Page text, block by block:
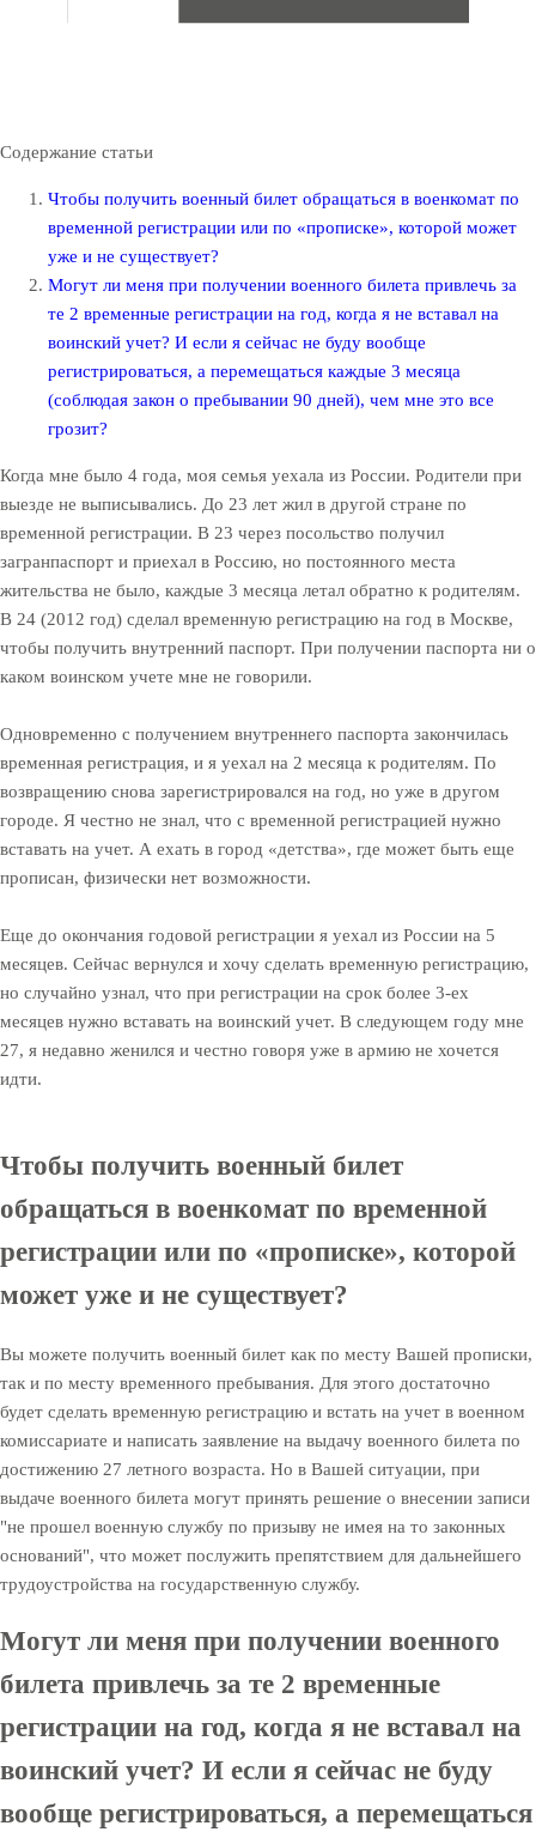
Содержание статьи
Чтобы получить военный билет обращаться в военкомат по
временной регистрации или по «прописке», которой может
уже и не существует?
Могут ли меня при получении военного билета привлечь за
те 2 временные регистрации на год, когда я не вставал на
воинский учет? И если я сейчас не буду вообще
регистрироваться, а перемещаться каждые 3 месяца
(соблюдая закон о пребывании 90 дней), чем мне это все
грозит?
Когда мне было 4 года, моя семья уехала из России. Родители при
выезде не выписывались. До 23 лет жил в другой стране по
временной регистрации. В 23 через посольство получил
загранпаспорт и приехал в Россию, но постоянного места
жительства не было, каждые 3 месяца летал обратно к родителям.
В 24 (2012 год) сделал временную регистрацию на год в Москве,
чтобы получить внутренний паспорт. При получении паспорта ни о
каком воинском учете мне не говорили.
Одновременно с получением внутреннего паспорта закончилась
временная регистрация, и я уехал на 2 месяца к родителям. По
возвращению снова зарегистрировался на год, но уже в другом
городе. Я честно не знал, что с временной регистрацией нужно
вставать на учет. А ехать в город «детства», где может быть еще
прописан, физически нет возможности.
Еще до окончания годовой регистрации я уехал из России на 5
месяцев. Сейчас вернулся и хочу сделать временную регистрацию,
но случайно узнал, что при регистрации на срок более 3-ех
месяцев нужно вставать на воинский учет. В следующем году мне
27, я недавно женился и честно говоря уже в армию не хочется
идти.
Чтобы получить военный билет
обращаться в военкомат по временной
регистрации или по «прописке», которой
может уже и не существует?
Вы можете получить военный билет как по месту Вашей прописки,
так и по месту временного пребывания. Для этого достаточно
будет сделать временную регистрацию и встать на учет в военном
комиссариате и написать заявление на выдачу военного билета по
достижению 27 летного возраста. Но в Вашей ситуации, при
выдаче военного билета могут принять решение о внесении записи
"не прошел военную службу по призыву не имея на то законных
оснований", что может послужить препятствием для дальнейшего
трудоустройства на государственную службу.
Могут ли меня при получении военного
билета привлечь за те 2 временные
регистрации на год, когда я не вставал на
воинский учет? И если я сейчас не буду
вообще регистрироваться, а перемещаться